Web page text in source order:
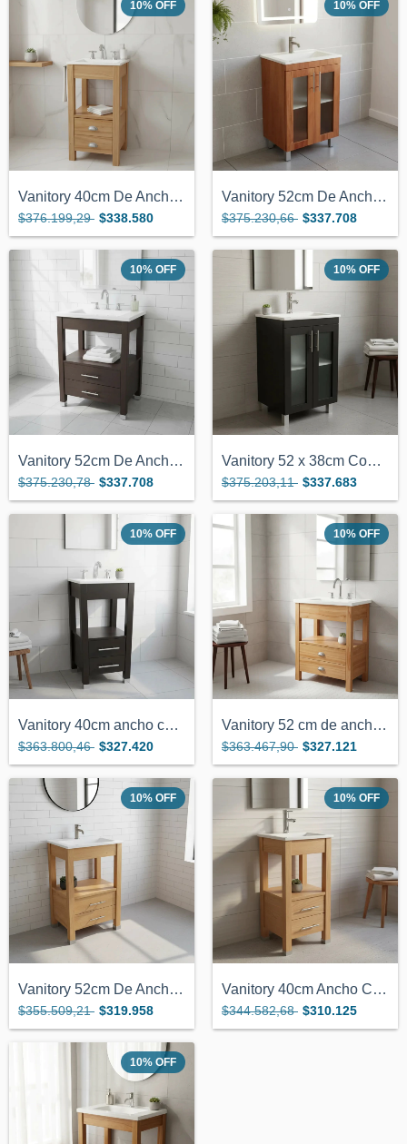
10% OFF
Vanitory 40cm De Ancho Color Miel Con 2...
$376.199,29 $338.580
10% OFF
Vanitory 52cm De Ancho Color Miel Con 2...
$375.230,66 $337.708
10% OFF
Vanitory 52cm De Ancho Color Wengue Con...
$375.230,78 $337.708
10% OFF
Vanitory 52 x 38cm Con 2 Puertas Color W...
$375.203,11 $337.683
10% OFF
Vanitory 40cm ancho color Wengue con 2 c...
$363.800,46 $327.420
10% OFF
Vanitory 52 cm de ancho color miel con 2...
$363.467,90 $327.121
10% OFF
Vanitory 52cm De Ancho Color Miel Con 2...
$355.509,21 $319.958
10% OFF
Vanitory 40cm Ancho Color Miel C/2 Cajon...
$344.582,68 $310.125
10% OFF